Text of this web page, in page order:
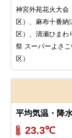
神宮外苑花火大会
区）、麻布十番納
区）、清瀬ひまわ
祭 スーパーよさ
区）
平均気温・降
23.3℃